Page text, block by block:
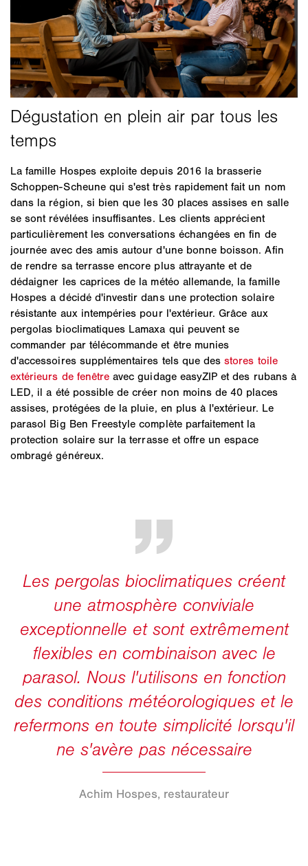
La famille Hospes exploite depuis 2016 la brasserie
Schoppen-Scheune qui s'est très rapidement fait un nom
dans la région, si bien que les 30 places assises en salle
se sont révélées insuffisantes. Les clients apprécient
particulièrement les conversations échangées en fin de
journée avec des amis autour d'une bonne boisson. Afin
de rendre sa terrasse encore plus attrayante et de
dédaigner les caprices de la météo allemande, la famille
Hospes a décidé d'investir dans une protection solaire
résistante aux intempéries pour l'extérieur. Grâce aux
pergolas bioclimatiques Lamaxa qui peuvent se
commander par télécommande et être munies
d'accessoires supplémentaires tels que desstores toile
extérieurs de fenêtre avec guidage easyZIP et des rubans à
LED, il a été possible de créer non moins de 40 places
assises, protégées de la pluie, en plus à l'extérieur. Le
parasol Big Ben Freestyle complète parfaitement la
protection solaire sur la terrasse et offre un espace
ombragé généreux.
Achim Hospes, restaurateur